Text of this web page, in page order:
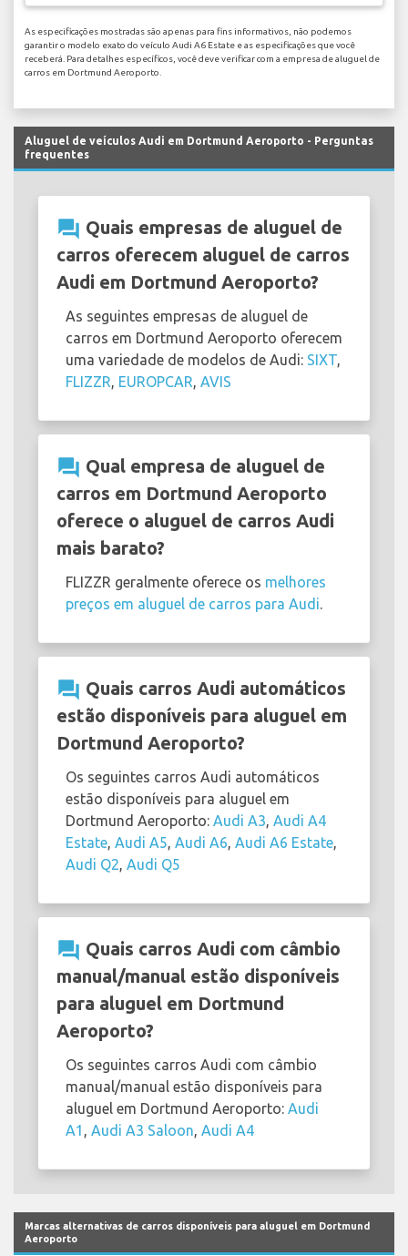
As especificações mostradas são apenas para fins informativos, não podemos
garantir o modelo exato do veículo Audi A6 Estate e as especificações que você
receberá. Para detalhes específicos, você deve verificar com a empresa de aluguel de
carros em Dortmund Aeroporto.
Aluguel de veículos Audi em Dortmund Aeroporto - Perguntas
frequentes
question_answer Quais empresas de aluguel de
carros oferecem aluguel de carros
Audi em Dortmund Aeroporto?
As seguintes empresas de aluguel de
carros em Dortmund Aeroporto oferecem
uma variedade de modelos de Audi: SIXT,
FLIZZR, EUROPCAR, AVIS
question_answer Qual empresa de aluguel de
carros em Dortmund Aeroporto
oferece o aluguel de carros Audi
mais barato?
FLIZZR geralmente oferece os melhores
preços em aluguel de carros para Audi.
question_answer Quais carros Audi automáticos
estão disponíveis para aluguel em
Dortmund Aeroporto?
Os seguintes carros Audi automáticos
estão disponíveis para aluguel em
Dortmund Aeroporto: Audi A3, Audi A4
Estate, Audi A5, Audi A6, Audi A6 Estate,
Audi Q2, Audi Q5
question_answer Quais carros Audi com câmbio
manual/manual estão disponíveis
para aluguel em Dortmund
Aeroporto?
Os seguintes carros Audi com câmbio
manual/manual estão disponíveis para
aluguel em Dortmund Aeroporto: Audi
A1 , Audi A3 Saloon, Audi A4
Marcas alternativas de carros disponíveis para aluguel em Dortmund
Aeroporto